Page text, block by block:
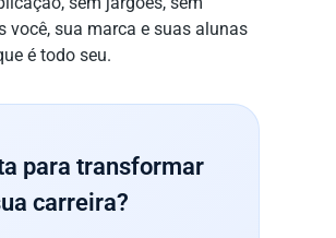
você, sua marca e suas alunas
é todo seu.
para transformar
carreira?